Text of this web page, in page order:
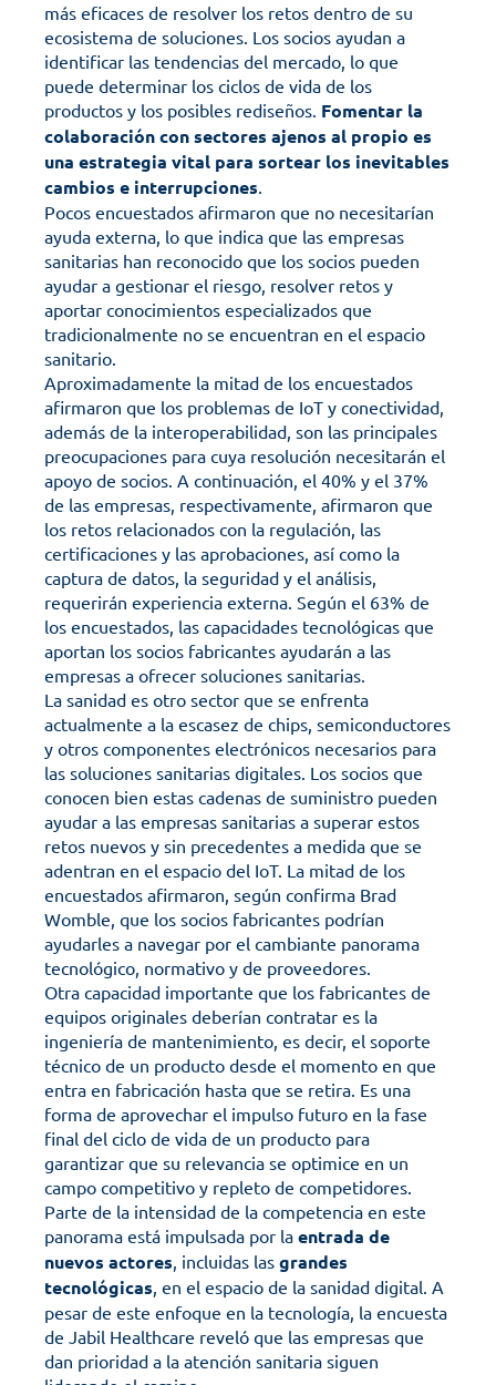
más eficaces de resolver los retos dentro de su
ecosistema de soluciones. Los socios ayudan a
identificar las tendencias del mercado, lo que
puede determinar los ciclos de vida de los
productos y los posibles rediseños. Fomentar la
colaboración con sectores ajenos al propio es
una estrategia vital para sortear los inevitables
cambios e interrupciones.
Pocos encuestados afirmaron que no necesitarían
ayuda externa, lo que indica que las empresas
sanitarias han reconocido que los socios pueden
ayudar a gestionar el riesgo, resolver retos y
aportar conocimientos especializados que
tradicionalmente no se encuentran en el espacio
sanitario.
Aproximadamente la mitad de los encuestados
afirmaron que los problemas de IoT y conectividad,
además de la interoperabilidad, son las principales
preocupaciones para cuya resolución necesitarán el
apoyo de socios. A continuación, el 40% y el 37%
de las empresas, respectivamente, afirmaron que
los retos relacionados con la regulación, las
certificaciones y las aprobaciones, así como la
captura de datos, la seguridad y el análisis,
requerirán experiencia externa. Según el 63% de
los encuestados, las capacidades tecnológicas que
aportan los socios fabricantes ayudarán a las
empresas a ofrecer soluciones sanitarias.
La sanidad es otro sector que se enfrenta
actualmente a la escasez de chips, semiconductores
y otros componentes electrónicos necesarios para
las soluciones sanitarias digitales. Los socios que
conocen bien estas cadenas de suministro pueden
ayudar a las empresas sanitarias a superar estos
retos nuevos y sin precedentes a medida que se
adentran en el espacio del IoT. La mitad de los
encuestados afirmaron, según confirma Brad
Womble, que los socios fabricantes podrían
ayudarles a navegar por el cambiante panorama
tecnológico, normativo y de proveedores.
Otra capacidad importante que los fabricantes de
equipos originales deberían contratar es la
ingeniería de mantenimiento, es decir, el soporte
técnico de un producto desde el momento en que
entra en fabricación hasta que se retira. Es una
forma de aprovechar el impulso futuro en la fase
final del ciclo de vida de un producto para
garantizar que su relevancia se optimice en un
campo competitivo y repleto de competidores.
Parte de la intensidad de la competencia en este
panorama está impulsada por la entrada de
nuevos actores, incluidas las grandes
tecnológicas, en el espacio de la sanidad digital. A
pesar de este enfoque en la tecnología, la encuesta
de Jabil Healthcare reveló que las empresas que
dan prioridad a la atención sanitaria siguen